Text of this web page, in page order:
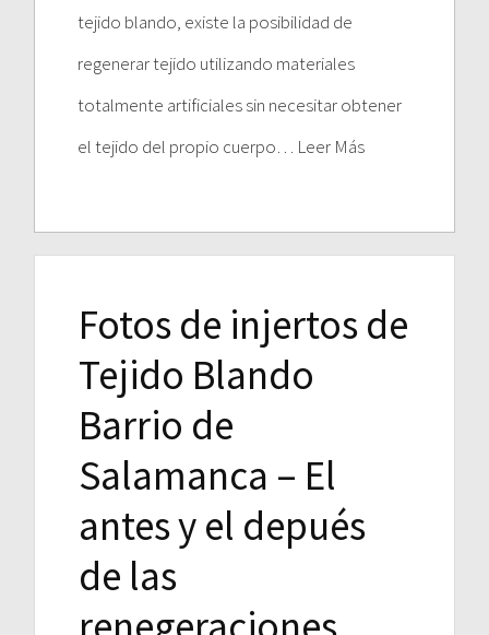
tejido blando, existe la posibilidad de
regenerar tejido utilizando materiales
totalmente artificiales sin necesitar obtener
el tejido del propio cuerpo… Leer Más
Fotos de injertos de
Tejido Blando
Barrio de
Salamanca – El
antes y el depués
de las